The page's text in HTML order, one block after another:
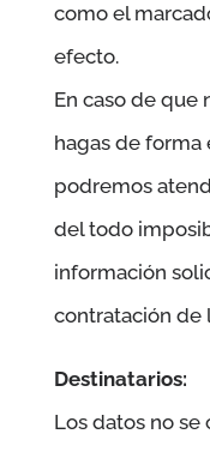
como el
efecto.
En caso de que
hagas de forma
podremos
del todo
información
contratación de
Destinatarios:
Los datos no se